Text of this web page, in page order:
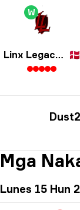
W
Linx Legacy Esport 🇩🇰
Mga
Lunes 15 Hun